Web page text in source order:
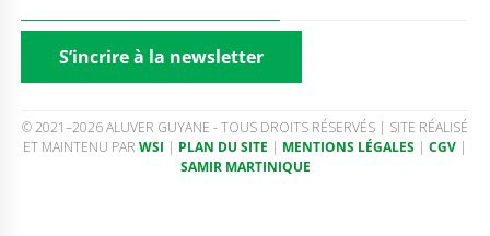
S’incrire à la newsletter
© 2021–2026 ALUVER GUYANE - TOUS DROITS RÉSERVÉS | SITE RÉALISÉ
ET MAINTENU PAR WSI | PLAN DU SITE | MENTIONS LÉGALES | CGV |
SAMIR MARTINIQUE